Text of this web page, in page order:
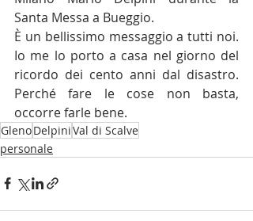
Santa Messa a Bueggio.
È un bellissimo messaggio a tutti noi.
Io me lo porto a casa nel giorno del
ricordo dei cento anni dal disastro.
Perché fare le cose non basta,
occorre farle bene.
GlenoDelpiniVal di Scalve
personale